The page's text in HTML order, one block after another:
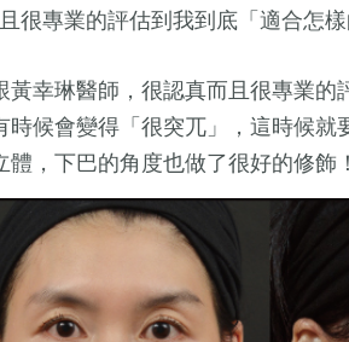
很專業的評估到我到底「適合怎
幸琳醫師，很認真而且很專業
候會變得「很突兀」，這時候
，下巴的角度也做了很好的修飾！